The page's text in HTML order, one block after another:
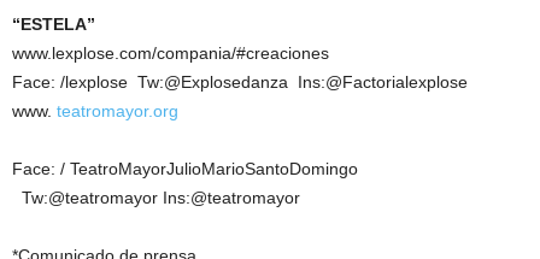
“ESTELA”
www.lexplose.com/compania/#creaciones
Face: /lexplose Tw:@Explosedanza Ins:@Factorialexplose
www. teatromayor.org
Face: / TeatroMayorJulioMarioSantoDomingo
Tw:@teatromayor Ins:@teatromayor